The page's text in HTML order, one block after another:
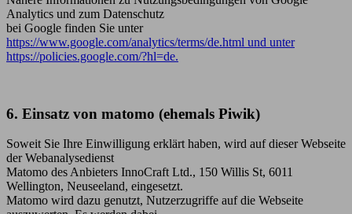
Analytics und zum Datenschutz
bei Google finden Sie unter
https://www.google.com/analytics/terms/de.html und unter
https://policies.google.com/?hl=de.
6. Einsatz von matomo (ehemals Piwik)
Soweit Sie Ihre Einwilligung erklärt haben, wird auf dieser Webseite
der Webanalysedienst
Matomo des Anbieters InnoCraft Ltd., 150 Willis St, 6011
Wellington, Neuseeland, eingesetzt.
Matomo wird dazu genutzt, Nutzerzugriffe auf die Webseite